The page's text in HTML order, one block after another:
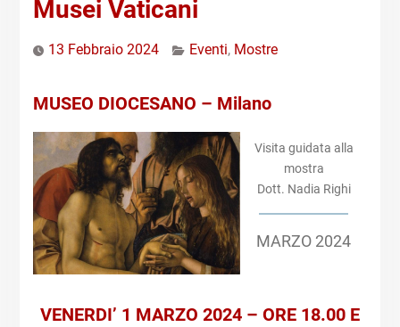
Musei Vaticani
13 Febbraio 2024 Eventi, Mostre
MUSEO DIOCESANO – Milano
Visita guidata alla
mostra
Dott. Nadia Righi
MARZO 2024
VENERDI’ 1 MARZO 2024 – ORE 18.00 E